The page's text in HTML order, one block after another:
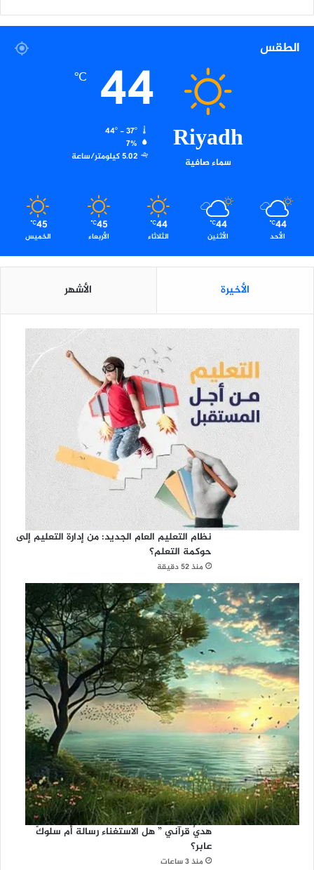
ل
و
د
ر
الطقس
Riyadh
سماء صافية
44
℃
44º - 37º
7%
5.02 كيلومتر/ساعة
44
℃
الأحد
44
℃
الأثنين
44
℃
الثلاثاء
45
℃
الأربعاء
45
℃
الخميس
الأخيرة الأشهر
نظام التعليم العام الجديد: من إدارة التعليم إلى
حوكمة التعلم؟
منذ 52 دقيقة
هديٌ قرآني ” هل الاستغناء رسالة أم سلوكً
عابر؟
منذ 3 ساعات